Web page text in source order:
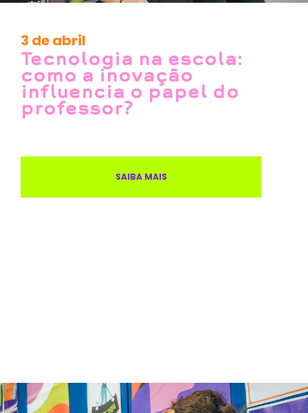
3 de abril
Tecnologia na escola:
como a inovação
influencia o papel do
professor?
SAIBA MAIS